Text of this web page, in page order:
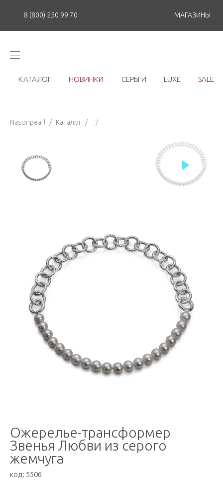
8 (800) 250 99 70 МАГАЗИНЫ
КАТАЛОГ НОВИНКИ СЕРЬГИ LUXE SALE
Nasonpearl / Каталог / /
Ожерелье-трансформер
Звенья Любви из серого
жемчуга
код: 5506